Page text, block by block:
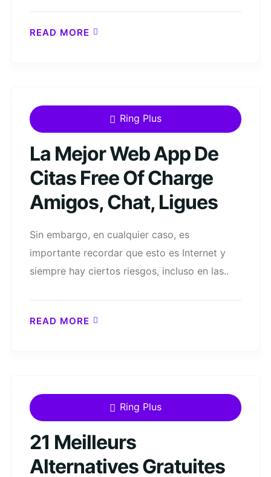
READ MORE
La Mejor Web App De
Citas Free Of Charge
Amigos, Chat, Ligues
Ring Plus
Sin embargo, en cualquier caso, es
importante recordar que esto es Internet y
siempre hay ciertos riesgos, incluso en las..
READ MORE
21 Meilleurs
Alternatives Gratuites
Ring Plus